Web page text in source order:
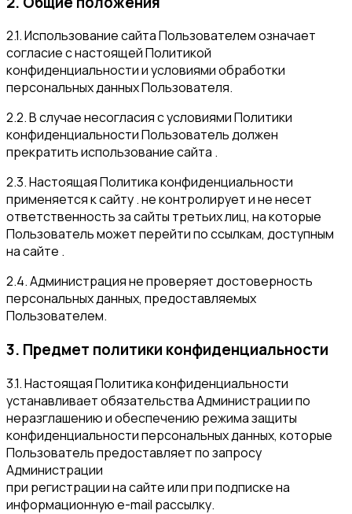
2.1. Использование сайта Пользователем означает
согласие с настоящей Политикой
конфиденциальности и условиями обработки
персональных данных Пользователя.
2.2. В случае несогласия с условиями Политики
конфиденциальности Пользователь должен
прекратить использование сайта .
2.3. Настоящая Политика конфиденциальности
применяется к сайту . не контролирует и не несет
ответственность за сайты третьих лиц, на которые
Пользователь может перейти по ссылкам, доступным
на сайте .
2.4. Администрация не проверяет достоверность
персональных данных, предоставляемых
Пользователем.
3. Предмет политики конфиденциальности
3.1. Настоящая Политика конфиденциальности
устанавливает обязательства Администрации по
неразглашению и обеспечению режима защиты
конфиденциальности персональных данных, которые
Пользователь предоставляет по запросу
Администрации
при регистрации на сайте или при подписке на
информационную e-mail рассылку.